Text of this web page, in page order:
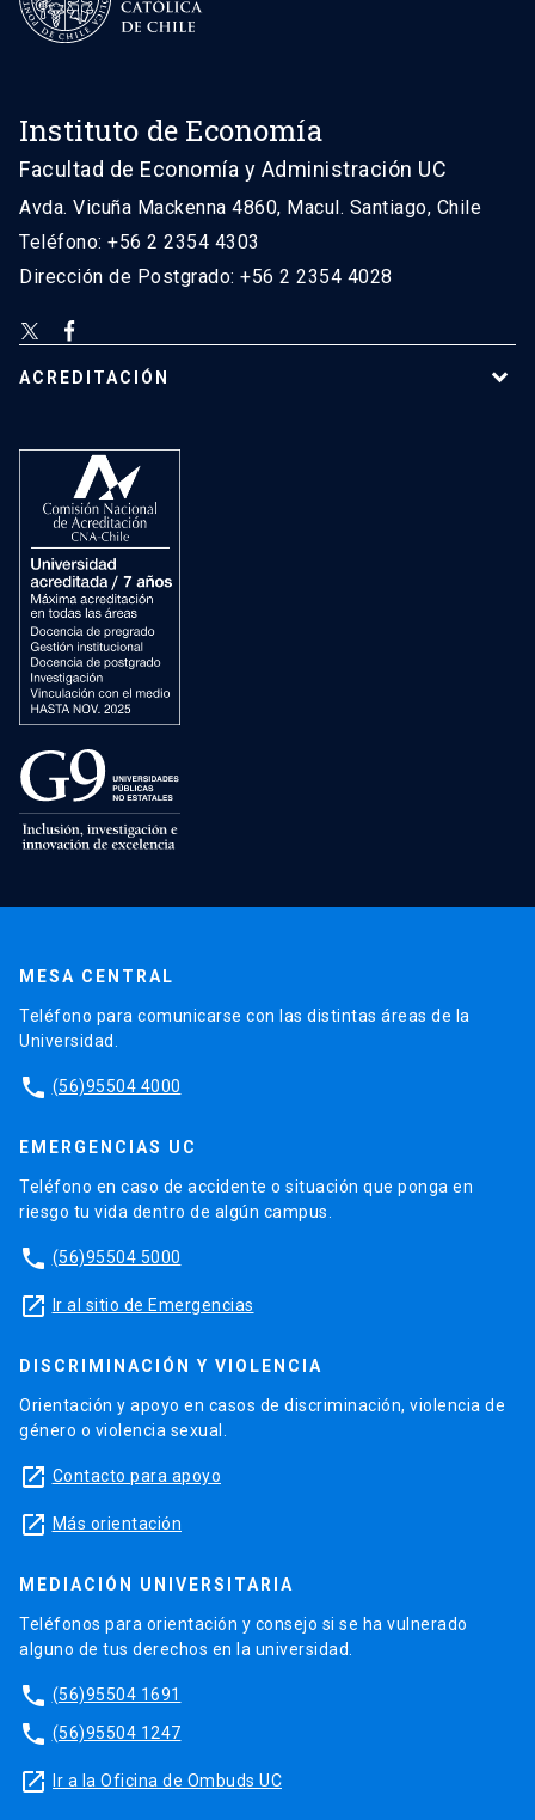
Instituto de Economía
Facultad de Economía y Administración UC
Avda. Vicuña Mackenna 4860, Macul. Santiago, Chile
Teléfono: +56 2 2354 4303
Dirección de Postgrado: +56 2 2354 4028
ACREDITACIÓN
MESA CENTRAL
Teléfono para comunicarse con las distintas áreas de la
Universidad.
phone (56)95504 4000
EMERGENCIAS UC
Teléfono en caso de accidente o situación que ponga en
riesgo tu vida dentro de algún campus.
phone (56)95504 5000
launch Ir al sitio de Emergencias
DISCRIMINACIÓN Y VIOLENCIA
Orientación y apoyo en casos de discriminación, violencia de
género o violencia sexual.
launch Contacto para apoyo
launch Más orientación
MEDIACIÓN UNIVERSITARIA
Teléfonos para orientación y consejo si se ha vulnerado
alguno de tus derechos en la universidad.
phone (56)95504 1691
phone (56)95504 1247
launch Ir a la Oficina de Ombuds UC